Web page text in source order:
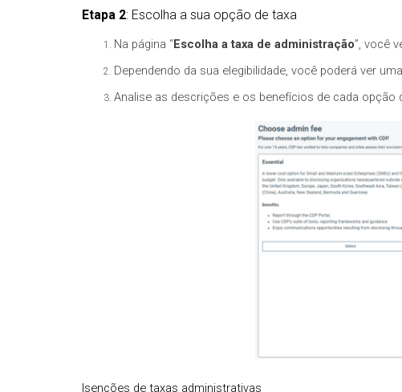
Etapa 2: Escolha a sua opção de taxa
Na página “Escolha a taxa de administração”, você
Dependendo da sua elegibilidade, você poderá ver
Analise as descrições e os benefícios de cada opção
Isenções de taxas administrativas